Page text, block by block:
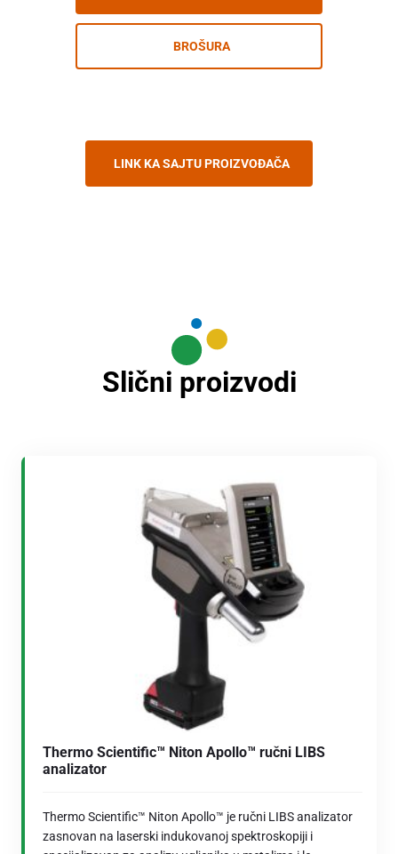
BROŠURA
LINK KA SAJTU PROIZVOĐAČA
Slični proizvodi
Thermo Scientific™ Niton Apollo™ ručni LIBS
analizator
Thermo Scientific™ Niton Apollo™ je ručni LIBS analizator
zasnovan na laserski indukovanoj spektroskopiji i